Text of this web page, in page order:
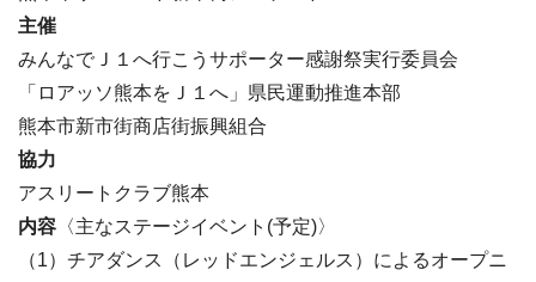
主催
みんなでＪ１へ行こうサポーター感謝祭実行委員会
「ロアッソ熊本をＪ１へ」県民運動推進本部
熊本市新市街商店街振興組合
協力
アスリートクラブ熊本
内容 〈主なステージイベント(予定)〉
（1）チアダンス（レッドエンジェルス）によるオープニ